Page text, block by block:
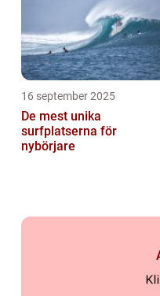
16 september 2025
De mest unika
surfplatserna för
nybörjare